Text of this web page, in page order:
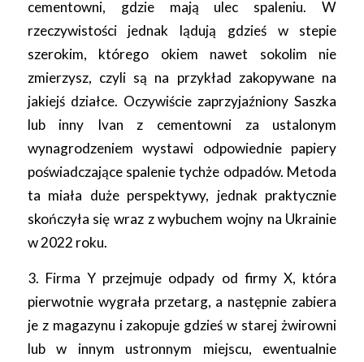
cementowni, gdzie mają ulec spaleniu. W
rzeczywistości jednak lądują gdzieś w stepie
szerokim, którego okiem nawet sokolim nie
zmierzysz, czyli są na przykład zakopywane na
jakiejś działce. Oczywiście zaprzyjaźniony Saszka
lub inny Ivan z cementowni za ustalonym
wynagrodzeniem wystawi odpowiednie papiery
poświadczające spalenie tychże odpadów. Metoda
ta miała duże perspektywy, jednak praktycznie
skończyła się wraz z wybuchem wojny na Ukrainie
w 2022 roku.
3. Firma Y przejmuje odpady od firmy X, która
pierwotnie wygrała przetarg, a następnie zabiera
je z magazynu i zakopuje gdzieś w starej żwirowni
lub w innym ustronnym miejscu, ewentualnie